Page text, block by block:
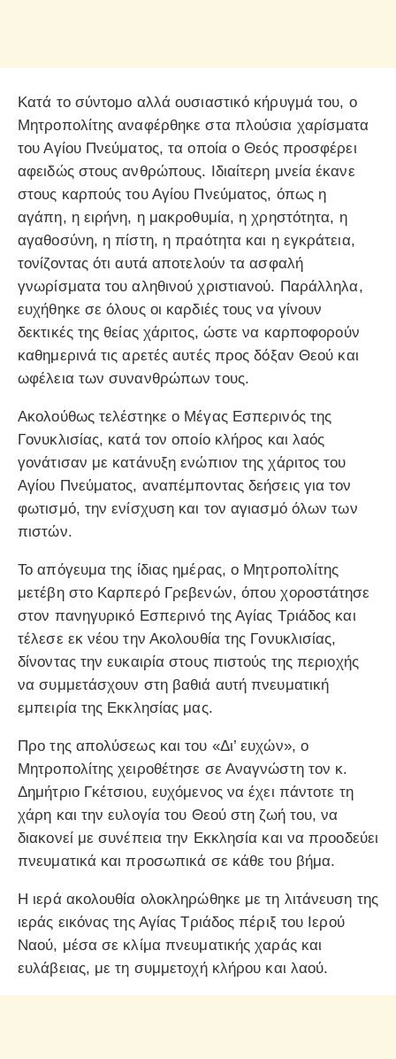
Κατά το σύντομο αλλά ουσιαστικό κήρυγμά του, ο
Μητροπολίτης αναφέρθηκε στα πλούσια χαρίσματα
του Αγίου Πνεύματος, τα οποία ο Θεός προσφέρει
αφειδώς στους ανθρώπους. Ιδιαίτερη μνεία έκανε
στους καρπούς του Αγίου Πνεύματος, όπως η
αγάπη, η ειρήνη, η μακροθυμία, η χρηστότητα, η
αγαθοσύνη, η πίστη, η πραότητα και η εγκράτεια,
τονίζοντας ότι αυτά αποτελούν τα ασφαλή
γνωρίσματα του αληθινού χριστιανού. Παράλληλα,
ευχήθηκε σε όλους οι καρδιές τους να γίνουν
δεκτικές της θείας χάριτος, ώστε να καρποφορούν
καθημερινά τις αρετές αυτές προς δόξαν Θεού και
ωφέλεια των συνανθρώπων τους.
Ακολούθως τελέστηκε ο Μέγας Εσπερινός της
Γονυκλισίας, κατά τον οποίο κλήρος και λαός
γονάτισαν με κατάνυξη ενώπιον της χάριτος του
Αγίου Πνεύματος, αναπέμποντας δεήσεις για τον
φωτισμό, την ενίσχυση και τον αγιασμό όλων των
πιστών.
Το απόγευμα της ίδιας ημέρας, ο Μητροπολίτης
μετέβη στο Καρπερό Γρεβενών, όπου χοροστάτησε
στον πανηγυρικό Εσπερινό της Αγίας Τριάδος και
τέλεσε εκ νέου την Ακολουθία της Γονυκλισίας,
δίνοντας την ευκαιρία στους πιστούς της περιοχής
να συμμετάσχουν στη βαθιά αυτή πνευματική
εμπειρία της Εκκλησίας μας.
Προ της απολύσεως και του «Δι’ ευχών», ο
Μητροπολίτης χειροθέτησε σε Αναγνώστη τον κ.
Δημήτριο Γκέτσιου, ευχόμενος να έχει πάντοτε τη
χάρη και την ευλογία του Θεού στη ζωή του, να
διακονεί με συνέπεια την Εκκλησία και να προοδεύει
πνευματικά και προσωπικά σε κάθε του βήμα.
Η ιερά ακολουθία ολοκληρώθηκε με τη λιτάνευση της
ιεράς εικόνας της Αγίας Τριάδος πέριξ του Ιερού
Ναού, μέσα σε κλίμα πνευματικής χαράς και
ευλάβειας, με τη συμμετοχή κλήρου και λαού.